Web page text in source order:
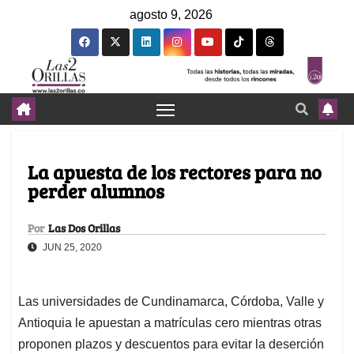
agosto 9, 2026
La apuesta de los rectores para no
perder alumnos
Por Las Dos Orillas
JUN 25, 2020
Las universidades de Cundinamarca, Córdoba, Valle y
Antioquia le apuestan a matrículas cero mientras otras
proponen plazos y descuentos para evitar la deserción